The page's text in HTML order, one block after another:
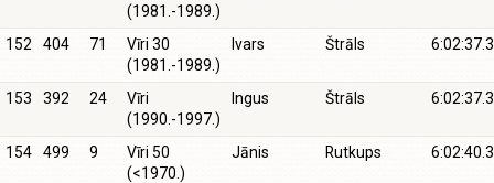
(1981.-1989.)
152 404 71
Vīri 30
(1981.-1989.)
Ivars Štrāls 6:02:37.3
153 392 24
Vīri
(1990.-1997.)
Ingus Štrāls 6:02:37.3
154 499 9
Vīri 50
(<1970.)
Jānis Rutkups 6:02:40.3